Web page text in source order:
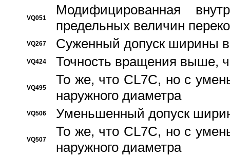
VQ051
Модифицированная
предельных величин
VQ267 Суженный допуск ширины
VQ424 Точность вращения выше,
VQ495
То же, что CL7C, но с
наружного диаметра
VQ506 Уменьшенный допуск
VQ507
То же, что CL7C, но с
наружного диаметра